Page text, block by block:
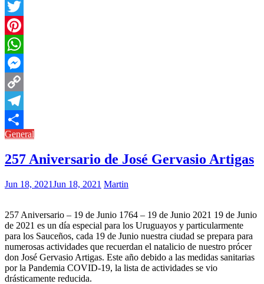
Facebook
Twitter
Pinterest
WhatsApp
Messenger
Copy
Link
Telegram
Compartir
General
257 Aniversario de José Gervasio Artigas
Jun 18, 2021Jun 18, 2021 Martin
257 Aniversario – 19 de Junio 1764 – 19 de Junio 2021 19 de Junio
de 2021 es un día especial para los Uruguayos y particularmente
para los Sauceños, cada 19 de Junio nuestra ciudad se prepara para
numerosas actividades que recuerdan el natalicio de nuestro prócer
don José Gervasio Artigas. Este año debido a las medidas sanitarias
por la Pandemia COVID-19, la lista de actividades se vio
drásticamente reducida.